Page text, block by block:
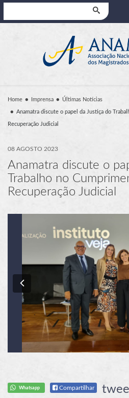
Home Imprensa Últimas Notícias
Anamatra discute o papel da Justiça do
Recuperação Judicial
08 AGOSTO 2023
Anamatra discute o
Trabalho no
Recuperação Judicial
Previous
Whatsapp Compartilhar